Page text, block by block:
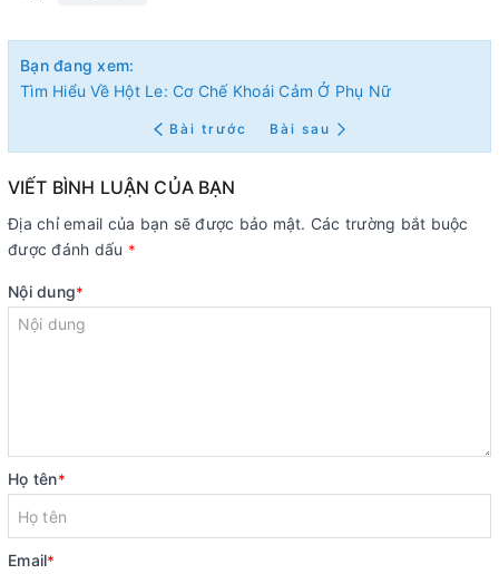
Bạn đang xem:
Tìm Hiểu Về Hột Le: Cơ Chế Khoái Cảm Ở Phụ Nữ
Bài trước Bài sau
VIẾT BÌNH LUẬN CỦA BẠN
Địa chỉ email của bạn sẽ được bảo mật. Các trường bắt buộc
được đánh dấu *
Nội dung*
Họ tên*
Email*